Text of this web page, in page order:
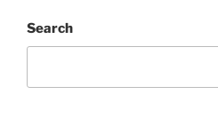
Search